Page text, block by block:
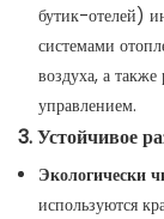
бутик-отелей)
системами
воздуха, а
управлением.
3. Устойчивое
Экологически
используются